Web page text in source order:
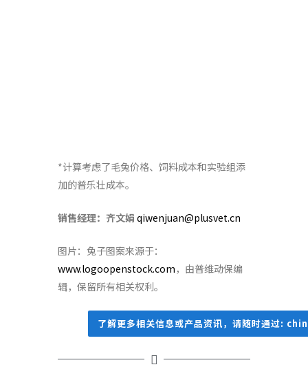
*计算考虑了毛兔价格、饲料成本和实验组添
加的普乐壮成本。
销售经理：齐文娟 qiwenjuan@plusvet.cn
图片：兔子图案来源于：
www.logoopenstock.com ，由普维动保编
辑，保留所有相关权利。
了解更多相关信息或产品资讯，请随时通过: